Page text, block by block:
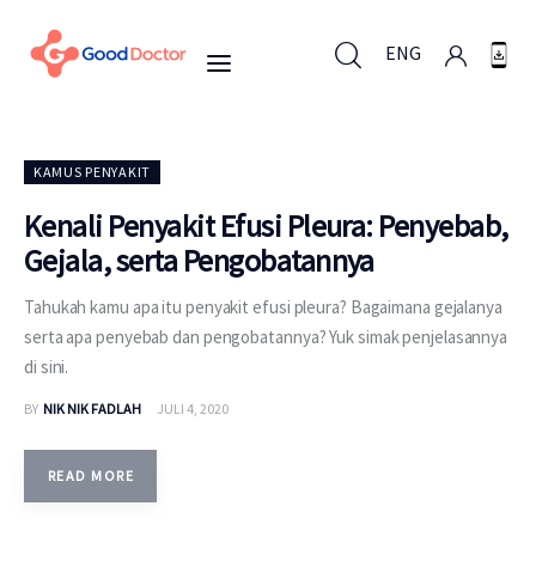
ENG
Untuk Bisnis
Untuk Anda
Berita
Layanan
KAMUS PENYAKIT
Kenali Penyakit Efusi Pleura: Penyebab,
Gejala, serta Pengobatannya
Tahukah kamu apa itu penyakit efusi pleura? Bagaimana gejalanya
serta apa penyebab dan pengobatannya? Yuk simak penjelasannya
di sini.
BY NIK NIK FADLAH JULI 4, 2020
READ MORE